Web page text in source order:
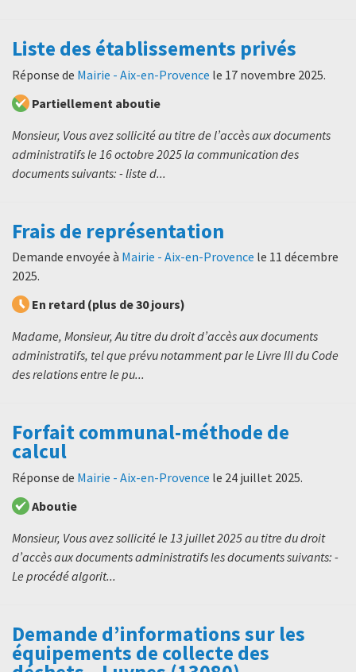
Liste des établissements privés
Réponse de Mairie - Aix-en-Provence le 17 novembre 2025.
Partiellement aboutie
Monsieur, Vous avez sollicité au titre de l’accès aux documents
administratifs le 16 octobre 2025 la communication des
documents suivants: - liste d...
Frais de représentation
Demande envoyée à Mairie - Aix-en-Provence le 11 décembre
2025.
En retard (plus de 30 jours)
Madame, Monsieur, Au titre du droit d’accès aux documents
administratifs, tel que prévu notamment par le Livre III du Code
des relations entre le pu...
Forfait communal-méthode de
calcul
Réponse de Mairie - Aix-en-Provence le 24 juillet 2025.
Aboutie
Monsieur, Vous avez sollicité le 13 juillet 2025 au titre du droit
d’accès aux documents administratifs les documents suivants: -
Le procédé algorit...
Demande d’informations sur les
équipements de collecte des